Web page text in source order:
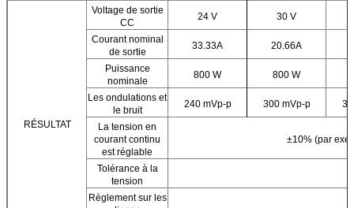
RÉSULTAT
Voltage de sortie
CC
24 V 30 V
Courant nominal
de sortie
33.33A 20.66A
Puissance
nominale
800 W 800 W
Les ondulations et
le bruit
240 mVp-p 300 mVp-p
La tension en
courant continu
est réglable
±10% (par
Tolérance à la
tension
Règlement sur les